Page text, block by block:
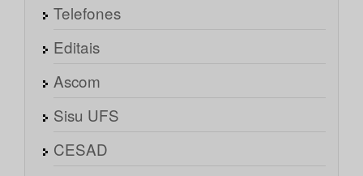
Telefones
Editais
Ascom
Sisu UFS
CESAD